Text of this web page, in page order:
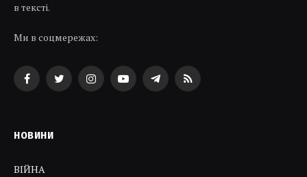
в тексті.
Ми в соцмережах:
FacebookTwitterInstagramYouTubeTelegramRSS
НОВИНИ
ВІЙНА